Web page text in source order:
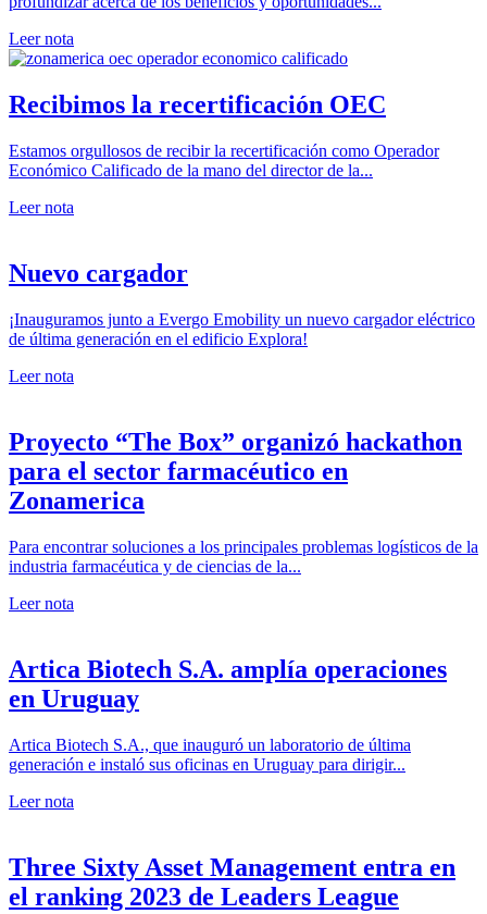
Leer nota
Recibimos la recertificación OEC
Estamos orgullosos de recibir la recertificación como Operador
Económico Calificado de la mano del director de la...
Leer nota
Nuevo cargador
¡Inauguramos junto a Evergo Emobility un nuevo cargador eléctrico
de última generación en el edificio Explora!
Leer nota
Proyecto “The Box” organizó hackathon
para el sector farmacéutico en
Zonamerica
Para encontrar soluciones a los principales problemas logísticos de la
industria farmacéutica y de ciencias de la...
Leer nota
Artica Biotech S.A. amplía operaciones
en Uruguay
Artica Biotech S.A., que inauguró un laboratorio de última
generación e instaló sus oficinas en Uruguay para dirigir...
Leer nota
Three Sixty Asset Management entra en
el ranking 2023 de Leaders League